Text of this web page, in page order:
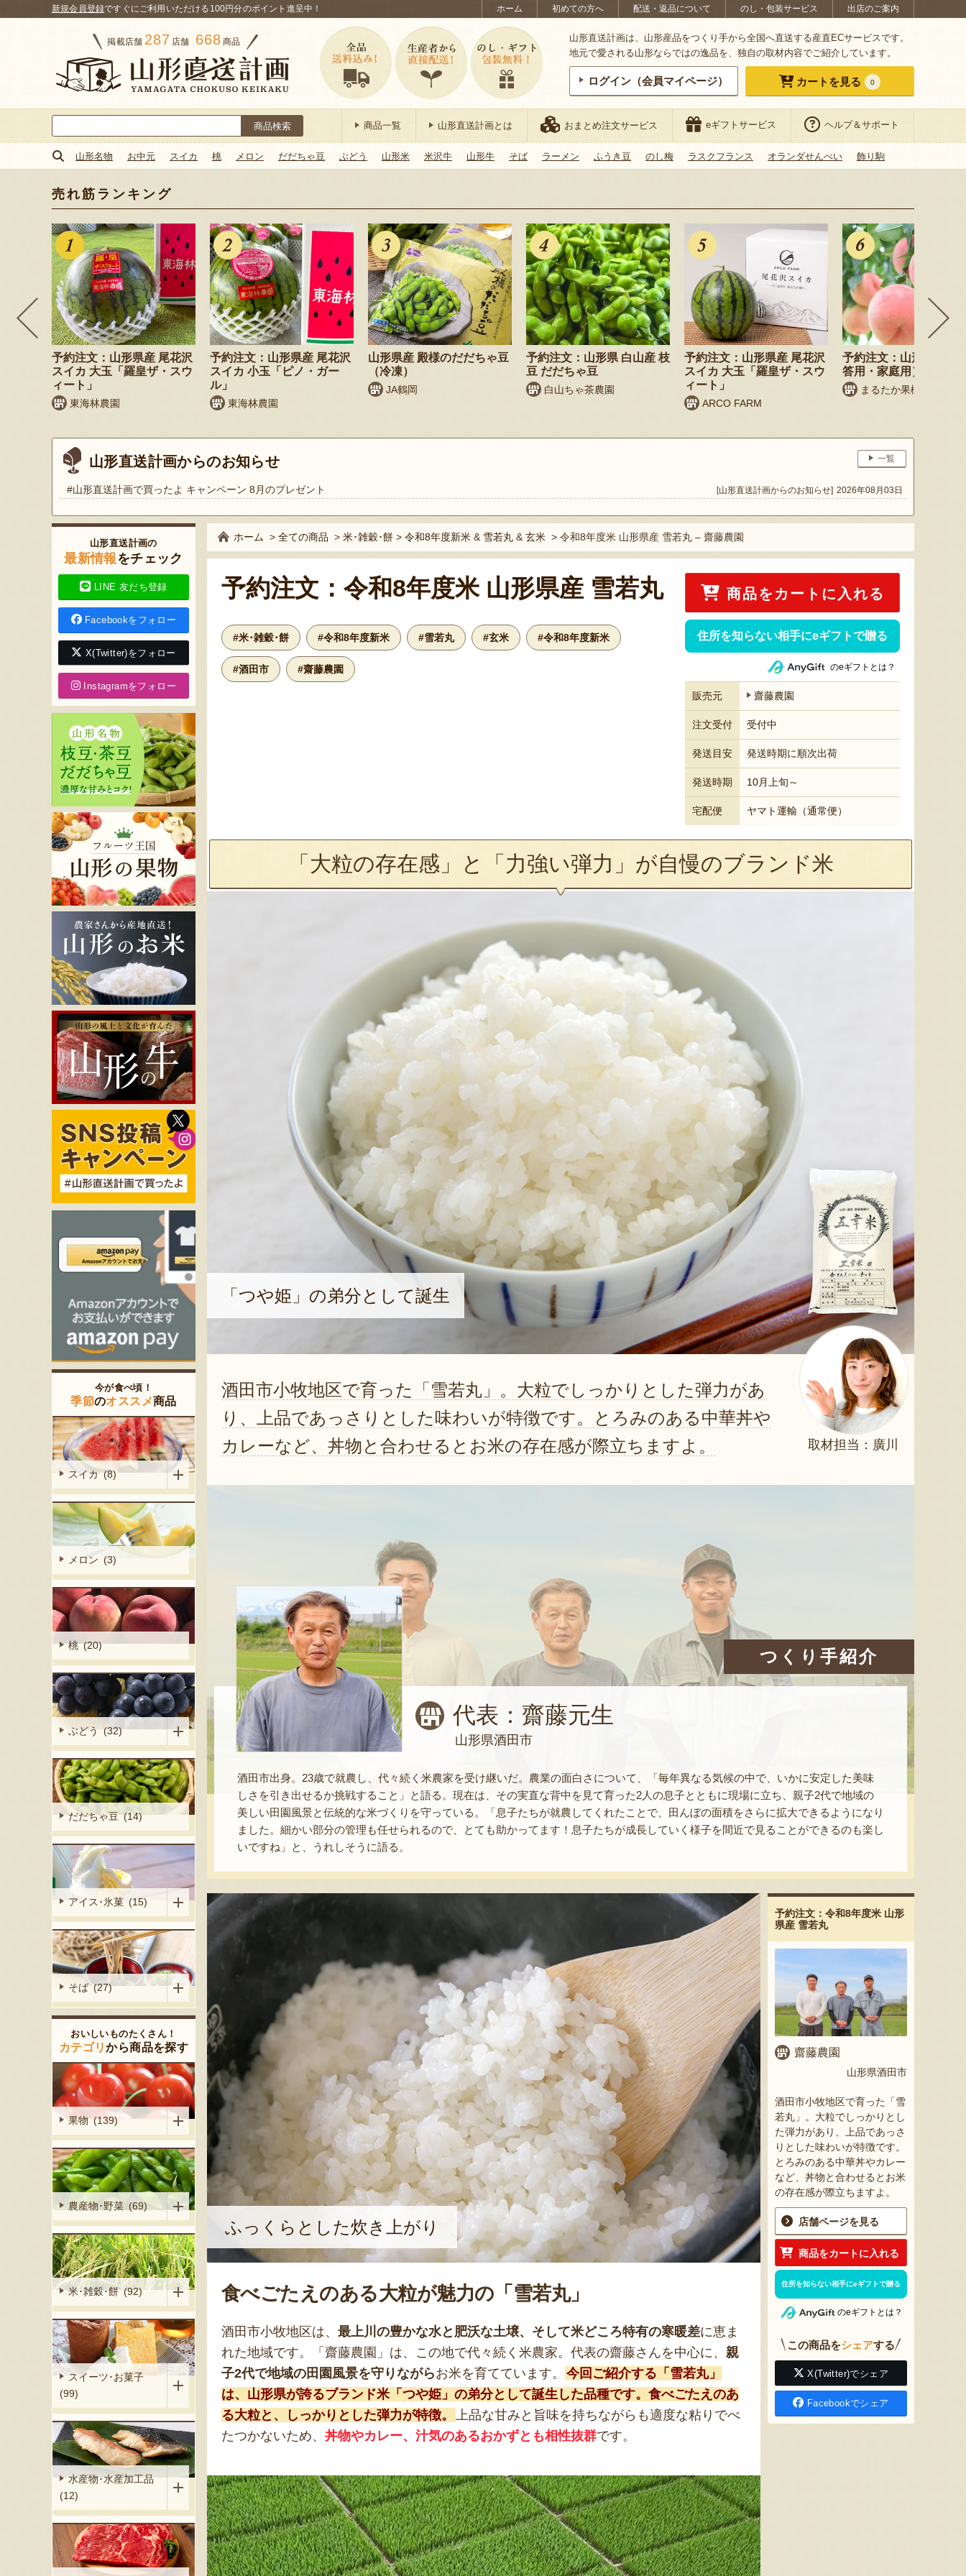
ホーム 初めての方へ 配送・返品について のし・包装サービス 出店のご案内
新規会員登録ですぐにご利用いただける100円分のポイント進呈中！
掲載店舗 287 店舗 668 商品
山形直送計画は、山形産品をつくり手から全国へ直送する産直ECサービスです。
地元で愛される山形ならではの逸品を、独自の取材内容でご紹介しています。
ログイン（会員マイページ） カートを見る 0
索:
商品一覧 山形直送計画とは おまとめ注文サービス eギフトサービス ヘルプ＆サポート
山形名物 お中元 スイカ 桃 メロン だだちゃ豆 ぶどう 山形米 米沢牛 山形牛 そば ラーメン ふうき豆 のし梅 ラスクフランス オランダせんべい 飾り駒
売れ筋ランキング
予約注文：山形県産 尾花沢
スイカ 大玉「羅皇ザ・スウ
ィート」
東海林農園
予約注文：山形県産 尾花沢
スイカ 小玉「ピノ・ガー
ル」
東海林農園
山形県産 殿様のだだちゃ豆
（冷凍）
JA鶴岡
予約注文：山形県 白山産 枝
豆 だだちゃ豆
白山ちゃ茶農園
予約注文：山形県産 尾花沢
スイカ 大玉「羅皇ザ・スウ
ィート」
ARCO FARM
予約注文：山形県産 桃
答用・家庭用）
まるたか果樹園
山形直送計画からのお知らせ 一覧
#山形直送計画で買ったよ キャンペーン 8月のプレゼント [山形直送計画からのお知らせ] 2026年08月03日
ホーム > 全ての商品 > 米･雑穀･餅 > 令和8年度新米 & 雪若丸 & 玄米 > 令和8年度米 山形県産 雪若丸 – 齋藤農園
予約注文：令和8年度米 山形県産 雪若丸
#米･雑穀･餅 #令和8年度新米 #雪若丸 #玄米 #令和8年度新米
#酒田市 #齋藤農園
商品をカートに入れる
住所を知らない相手にeギフトで贈る
のeギフトとは？
販売元 齋藤農園
注文受付 受付中
発送目安 発送時期に順次出荷
発送時期 10月上旬～
宅配便 ヤマト運輸（通常便）
「大粒の存在感」と「力強い弾力」が自慢のブランド米
「つや姫」の弟分として誕生
取材担当：廣川
酒田市小牧地区で育った「雪若丸」。大粒でしっかりとした弾力があ
り、上品であっさりとした味わいが特徴です。とろみのある中華丼や
カレーなど、丼物と合わせるとお米の存在感が際立ちますよ。
つくり手紹介
代表：齋藤元生
山形県酒田市
酒田市出身。23歳で就農し、代々続く米農家を受け継いだ。農業の面白さについて、「毎年異なる気候の中で、いかに安定した美味
しさを引き出せるか挑戦すること」と語る。現在は、その実直な背中を見て育った2人の息子とともに現場に立ち、親子2代で地域の
美しい田園風景と伝統的な米づくりを守っている。「息子たちが就農してくれたことで、田んぼの面積をさらに拡大できるようになり
ました。細かい部分の管理も任せられるので、とても助かってます！息子たちが成長していく様子を間近で見ることができるのも楽し
いですね」と、うれしそうに語る。
ふっくらとした炊き上がり
食べごたえのある大粒が魅力の「雪若丸」
酒田市小牧地区は、 最上川の豊かな水と肥沃な土壌、そして米どころ特有の寒暖差に恵ま
れた地域です。「齋藤農園」は、この地で代々続く米農家。代表の齋藤さんを中心に、 親
子2代で地域の田園風景を守りながらお米を育てています。 今回ご紹介する「雪若丸」
は、山形県が誇るブランド米「つや姫」の弟分として誕生した品種です。食べごたえのあ
る大粒と、しっかりとした弾力が特徴。 上品な甘みと旨味を持ちながらも適度な粘りでべ
たつかないため、 丼物やカレー、汁気のあるおかずとも相性抜群です。
予約注文：令和8年度米 山形
県産 雪若丸
齋藤農園
山形県酒田市
酒田市小牧地区で育った「雪
若丸」。大粒でしっかりとし
た弾力があり、上品であっさ
りとした味わいが特徴です。
とろみのある中華丼やカレー
など、丼物と合わせるとお米
の存在感が際立ちますよ。
店舗ページを見る
商品をカートに入れる
住所を知らない相手にeギフトで贈る
のeギフトとは？
この商品をシェアする
X(Twitter)でシェア
Facebookでシェア
山形直送計画の
最新情報をチェック
LINE 友だち登録
Facebookをフォロー
X(Twitter)をフォロー
Instagramをフォロー
今が食べ頃！
季節のオススメ商品
スイカ (8)
メロン (3)
桃 (20)
ぶどう (32)
だだちゃ豆 (14)
アイス･氷菓 (15)
そば (27)
おいしいものたくさん！
カテゴリから商品を探す
果物 (139)
農産物･野菜 (69)
米･雑穀･餅 (92)
スイーツ･お菓子
(99)
水産物･水産加工品
(12)